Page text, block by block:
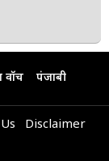
वॉच पंजाबी
Disclaimer